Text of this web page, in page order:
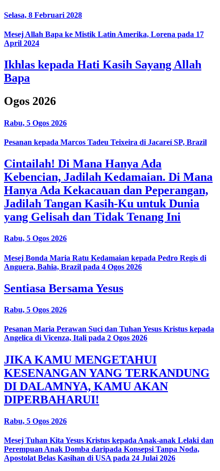
Selasa, 8 Februari 2028
Mesej Allah Bapa ke Mistik Latin Amerika, Lorena pada 17
April 2024
Ikhlas kepada Hati Kasih Sayang Allah
Bapa
Ogos 2026
Rabu, 5 Ogos 2026
Pesanan kepada Marcos Tadeu Teixeira di Jacareí SP, Brazil
Cintailah! Di Mana Hanya Ada
Kebencian, Jadilah Kedamaian. Di Mana
Hanya Ada Kekacauan dan Peperangan,
Jadilah Tangan Kasih-Ku untuk Dunia
yang Gelisah dan Tidak Tenang Ini
Rabu, 5 Ogos 2026
Mesej Bonda Maria Ratu Kedamaian kepada Pedro Regis di
Anguera, Bahia, Brazil pada 4 Ogos 2026
Sentiasa Bersama Yesus
Rabu, 5 Ogos 2026
Pesanan Maria Perawan Suci dan Tuhan Yesus Kristus kepada
Angelica di Vicenza, Itali pada 2 Ogos 2026
JIKA KAMU MENGETAHUI
KESENANGAN YANG TERKANDUNG
DI DALAMNYA, KAMU AKAN
DIPERBAHARUI!
Rabu, 5 Ogos 2026
Mesej Tuhan Kita Yesus Kristus kepada Anak-anak Lelaki dan
Perempuan Anak Domba daripada Konsepsi Tanpa Noda,
Apostolat Belas Kasihan di USA pada 24 Julai 2026